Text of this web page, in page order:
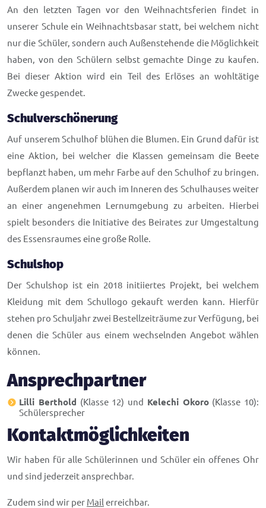
An den letzten Tagen vor den Weihnachtsferien findet in
unserer Schule ein Weihnachtsbasar statt, bei welchem nicht
nur die Schüler, sondern auch Außenstehende die Möglichkeit
haben, von den Schülern selbst gemachte Dinge zu kaufen.
Bei dieser Aktion wird ein Teil des Erlöses an wohltätige
Zwecke gespendet.
Schulverschönerung
Auf unserem Schulhof blühen die Blumen. Ein Grund dafür ist
eine Aktion, bei welcher die Klassen gemeinsam die Beete
bepflanzt haben, um mehr Farbe auf den Schulhof zu bringen.
Außerdem planen wir auch im Inneren des Schulhauses weiter
an einer angenehmen Lernumgebung zu arbeiten. Hierbei
spielt besonders die Initiative des Beirates zur Umgestaltung
des Essensraumes eine große Rolle.
Schulshop
Der Schulshop ist ein 2018 initiiertes Projekt, bei welchem
Kleidung mit dem Schullogo gekauft werden kann. Hierfür
stehen pro Schuljahr zwei Bestellzeiträume zur Verfügung, bei
denen die Schüler aus einem wechselnden Angebot wählen
können.
Ansprechpartner
Lilli Berthold (Klasse 12) und Kelechi Okoro(Klasse 10):
Schülersprecher
Kontaktmöglichkeiten
Wir haben für alle Schülerinnen und Schüler ein offenes Ohr
und sind jederzeit ansprechbar.
Zudem sind wir per Mail erreichbar.